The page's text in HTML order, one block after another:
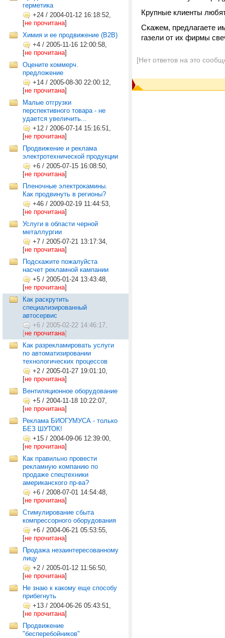
герметика
+24 / 2004-01-12 16:18:52,
[не прочитана]
Химия и ее продвижение (B2B)
+4 / 2005-11-16 12:00:58,
[не прочитана]
Оцените коммерч.
предложение
+14 / 2005-08-30 22:00:12,
[не прочитана]
Малые отгрузки
перспективного товара - не
удается увеличить...
+12 / 2006-07-14 15:16:51,
[не прочитана]
Продвижение и реклама
электротехнической продукции
+6 / 2005-07-15 16:08:50,
[не прочитана]
Пленочные электрокамины.
Как продвинуть в регионы?
+46 / 2009-02-19 11:44:53,
[не прочитана]
Услуги в области черной
металлургии
+7 / 2005-07-21 13:17:34,
[не прочитана]
Подскажите пожалуйста
насчет рекламной кампании
+5 / 2005-01-24 13:43:48,
[не прочитана]
Как раскрутить
специализированный
автосервис
+6 / 2005-02-22 14:46:17,
[не прочитана]
Как разрекламировать услуги
по автоматизировании
технологических процессов
+2 / 2005-01-27 19:01:10,
[не прочитана]
Вентиляционное оборудование
+5 / 2004-11-18 10:22:07,
[не прочитана]
Реклама БИОГУМУСА - только
БЕЗ ШУТОК!
+15 / 2004-09-06 12:39:00,
[не прочитана]
Как правильно провести
рекламную компанию по
продаже спецтехники
американского пр-ва?
+6 / 2008-07-01 14:54:48,
[не прочитана]
Стимулирование сбыта
компрессорного оборудования
+6 / 2004-06-21 05:53:55,
[не прочитана]
Продажа незаинтересованному
лицу
+2 / 2005-01-12 11:56:50,
[не прочитана]
Не знаю к какому еще способу
прибегнуть
+13 / 2004-06-26 05:43:51,
[не прочитана]
Продвижение
"бесперебойников"
Крупные клиенты
Скажем, предлагаете
газели от их фирмы
[Нет ответов на это